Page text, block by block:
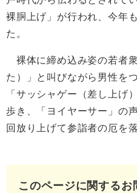
裸胴上げ」が行われ、今年
た。
裸体に締め込み姿の若者
た）」と叫びながら男性を
「サッシャゲー（差し上げ
歩き、「ヨイヤーサー」の
回放り上げて参詣者の厄を
このページに関するお